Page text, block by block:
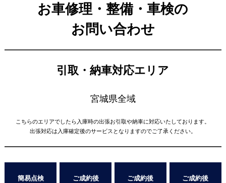
お車修理・整備・車検の
お問い合わせ
引取・納車対応エリア
宮城県全域
こちらのエリアでしたら入庫時の出張お引取や納車に対応いたしております。
出張対応は入庫確定後のサービスとなりますのでご了承ください。
簡易点検
ご成約後
ご成約後
ご成約後